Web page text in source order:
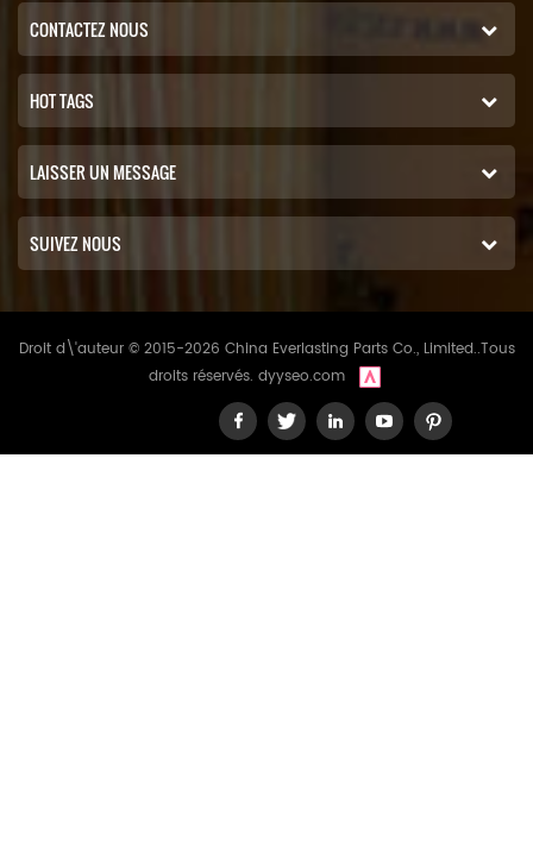
CONTACTEZ NOUS
HOT TAGS
LAISSER UN MESSAGE
SUIVEZ NOUS
Droit d\'auteur © 2015-2026 China Everlasting Parts Co., Limited..Tous
droits réservés. dyyseo.com